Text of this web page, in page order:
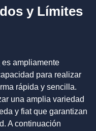
y Límites
es ampliamente
para realizar
rápida y sencilla.
una amplia variedad
y fiat que garantizan
A continuación